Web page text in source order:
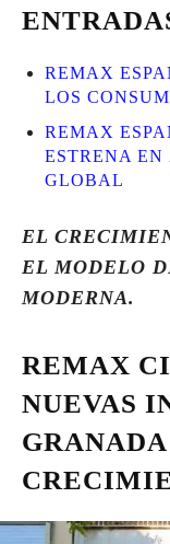
REMAX
LOS
REMAX
ESTRENA
GLOBAL
EL
EL MODELO
MODERNA.
REMAX
NUEVAS